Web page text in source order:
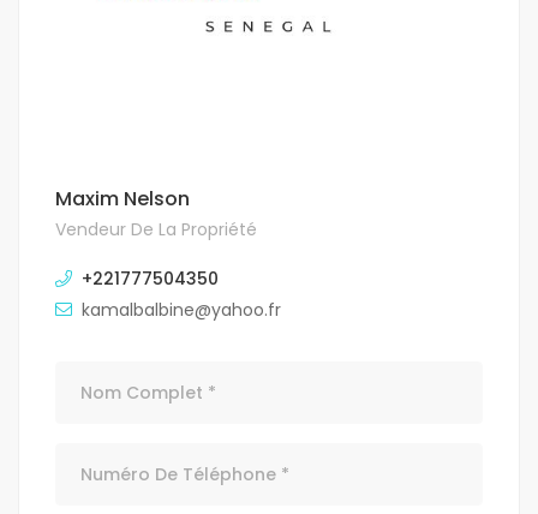
Maxim Nelson
Vendeur De La Propriété
+221777504350
kamalbalbine@yahoo.fr